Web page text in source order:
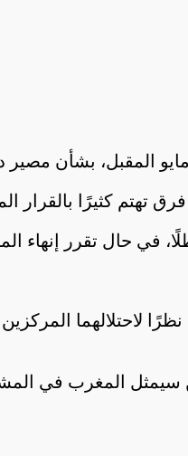
في حال تقرر إنهاء
لاحتلالهما
المغرب في